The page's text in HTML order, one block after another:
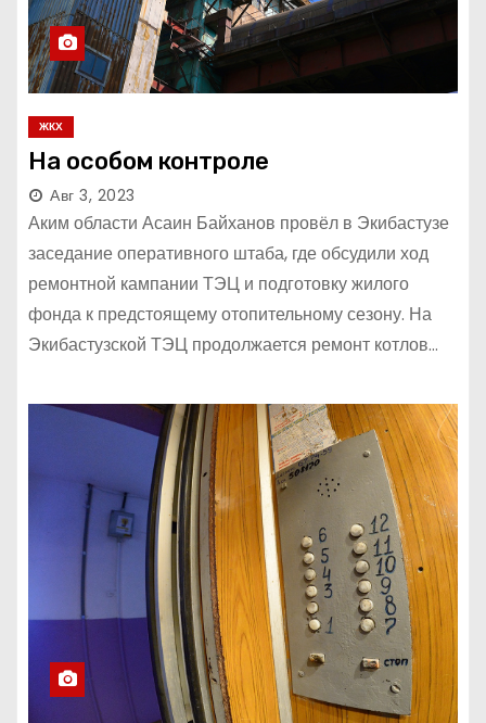
ЖКХ
На особом контроле
Авг 3, 2023
Аким области Асаин Байханов провёл в Экибастузе
заседание оперативного штаба, где обсудили ход
ремонтной кампании ТЭЦ и подготовку жилого
фонда к предстоящему отопительному сезону. На
Экибастузской ТЭЦ продолжается ремонт котлов…